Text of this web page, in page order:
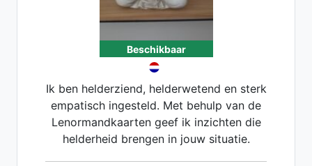
Beschikbaar
Ik ben helderziend, helderwetend en sterk
empatisch ingesteld. Met behulp van de
Lenormandkaarten geef ik inzichten die
helderheid brengen in jouw situatie.